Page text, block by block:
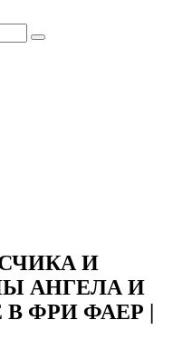
И
АНГЕЛА И
ФРИ ФАЕР |